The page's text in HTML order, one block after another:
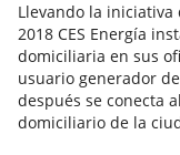
Llevando la
2018 CES Energía
domiciliaria en sus
usuario generador
después se conecta
domiciliario de la